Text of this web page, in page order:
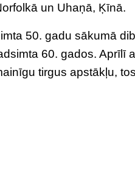
un Uhaņā, Ķīnā.
50. gadu sākumā
60. gados. Aprīlī
tirgus apstākļu,